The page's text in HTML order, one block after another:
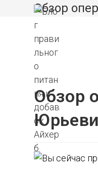
содержимому
Обзор
Обзор